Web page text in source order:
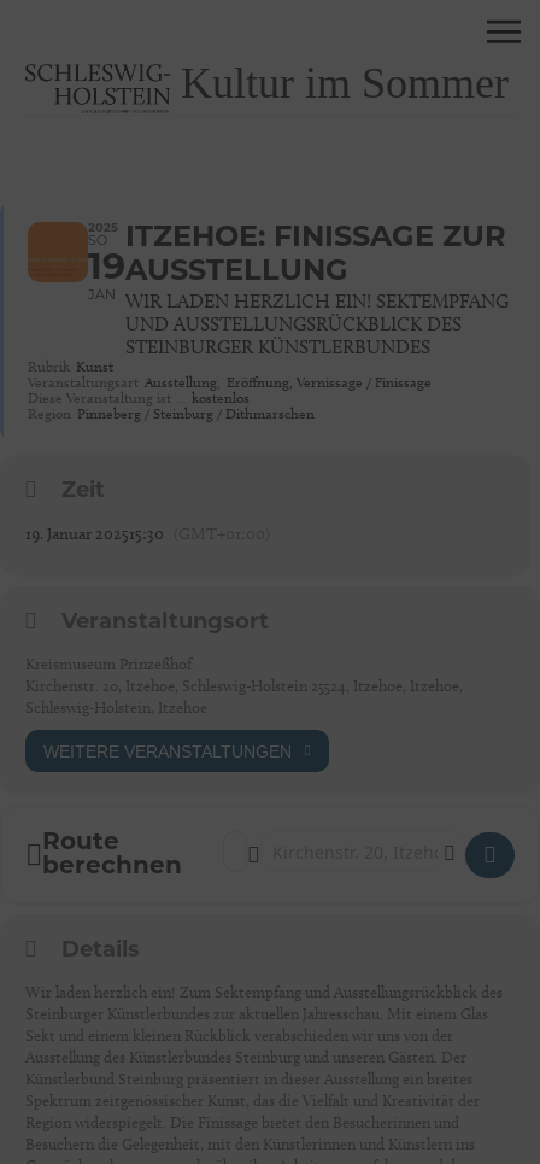
Kultur im Sommer
2025
SO
19
JAN
ITZEHOE: FINISSAGE ZUR
AUSSTELLUNG
WIR LADEN HERZLICH EIN! SEKTEMPFANG
UND AUSSTELLUNGSRÜCKBLICK DES
STEINBURGER KÜNSTLERBUNDES
Rubrik Kunst
Veranstaltungsart Ausstellung, Eröffnung, Vernissage / Finissage
Diese Veranstaltung ist … kostenlos
Region Pinneberg / Steinburg / Dithmarschen
Zeit
19. Januar 202515:30
Veranstaltungsort
Kreismuseum Prinzeßhof
Kirchenstr. 20, Itzehoe, Schleswig-Holstein 25524, Itzehoe, Itzehoe,
Schleswig-Holstein, Itzehoe
WEITERE VERANSTALTUNGEN
Route
berechnen
Address - Itzehoe: FINISSAGE ZUR
Destination Address - Itzehoe:
Details
Wir laden herzlich ein! Zum Sektempfang und Ausstellungsrückblick des
Steinburger Künstlerbundes zur aktuellen Jahresschau. Mit einem Glas
Sekt und einem kleinen Rückblick verabschieden wir uns von der
Ausstellung des Künstlerbundes Steinburg und unseren Gästen. Der
Künstlerbund Steinburg präsentiert in dieser Ausstellung ein breites
Spektrum zeitgenössischer Kunst, das die Vielfalt und Kreativität der
Region widerspiegelt. Die Finissage bietet den Besucherinnen und
Besuchern die Gelegenheit, mit den Künstlerinnen und Künstlern ins